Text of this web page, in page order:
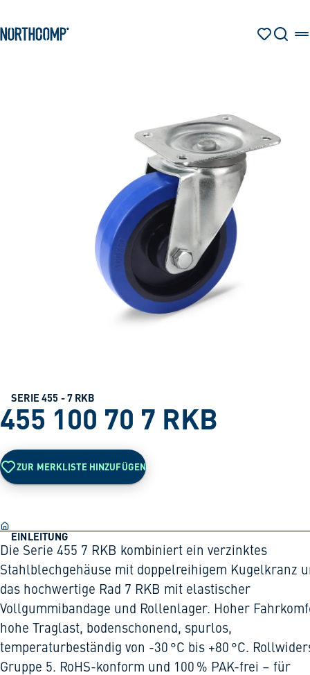
Zur Navigation springen
SUCHE
Sprache auswählen
DE
SERIE 455 - 7 RKB
455 100 70 7 RKB
ZUR MERKLISTE HINZUFÜGEN
EINLEITUNG
Die Serie 455 7 RKB kombiniert ein verzinktes
Stahlblechgehäuse mit doppelreihigem Kugelkranz
das hochwertige Rad 7 RKB mit elastischer
Vollgummibandage und Rollenlager. Hoher
hohe Traglast, bodenschonend, spurlos,
temperaturbeständig von -30 °C bis +80 °C.
Gruppe 5. RoHS-konform und 100 % PAK-frei – für